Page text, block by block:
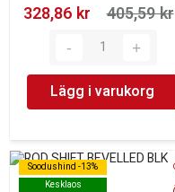
328,86 kr‎
405,59 kr‎
Lägg i varukorg
Soodushind -13%
Kesklaos
Soodushind -13%
Kesklaos